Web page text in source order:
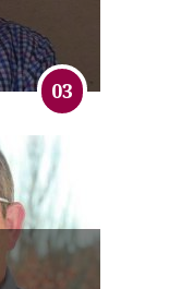
03